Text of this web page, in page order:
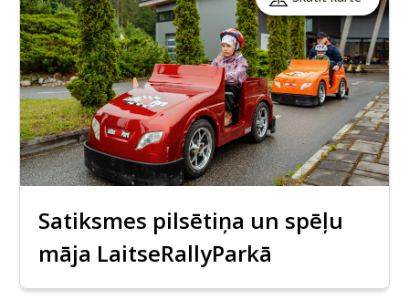
Satiksmes pilsētiņa un spēļu
māja LaitseRallyParkā